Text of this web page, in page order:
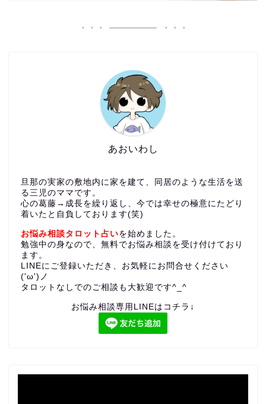
あおいわし
旦那の実家の敷地内に家を建て、同居のような生活を送
る三児のママです。
心の葛藤→成長を繰り返し、今では幸せの極意にたどり
着いたと自負しております(笑)
お悩み相談タロット占いを始めました。
勉強中の身なので、無料でお悩み相談を受け付けており
ます。
LINEにご登録いただき、お気軽にお問合せください
('ω')ノ
タロットなしでのご相談も大歓迎です^_^
お悩み相談専用LINEはコチラ↓